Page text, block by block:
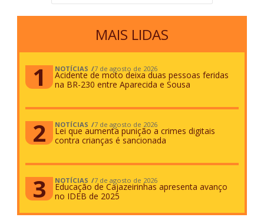
MAIS LIDAS
NOTÍCIAS 7 de agosto de 2026
Acidente de moto deixa duas pessoas feridas
na BR-230 entre Aparecida e Sousa
NOTÍCIAS 7 de agosto de 2026
Lei que aumenta punição a crimes digitais
contra crianças é sancionada
NOTÍCIAS 7 de agosto de 2026
Educação de Cajazeirinhas apresenta avanço
no IDEB de 2025